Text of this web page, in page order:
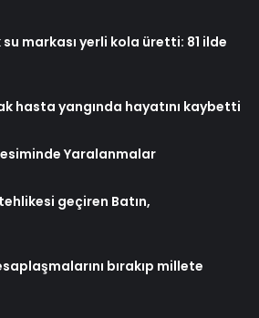
su markası yerli kola üretti: 81 ilde
hasta yangında hayatını kaybetti
Yaralanmalar
geçiren Batın,
bırakıp millete